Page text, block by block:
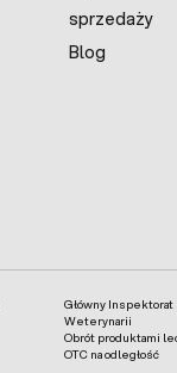
sprzedaży
Blog
Główny Inspektorat
Weterynarii
Obrót produktami
OTC na odległość